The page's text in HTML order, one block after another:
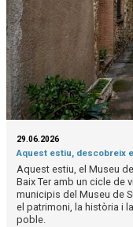
29.06.2026
Aquest estiu, descobreix
Aquest estiu, el Museu
Baix Ter amb un cicle de
municipis del Museu de
el patrimoni, la història i
poble.